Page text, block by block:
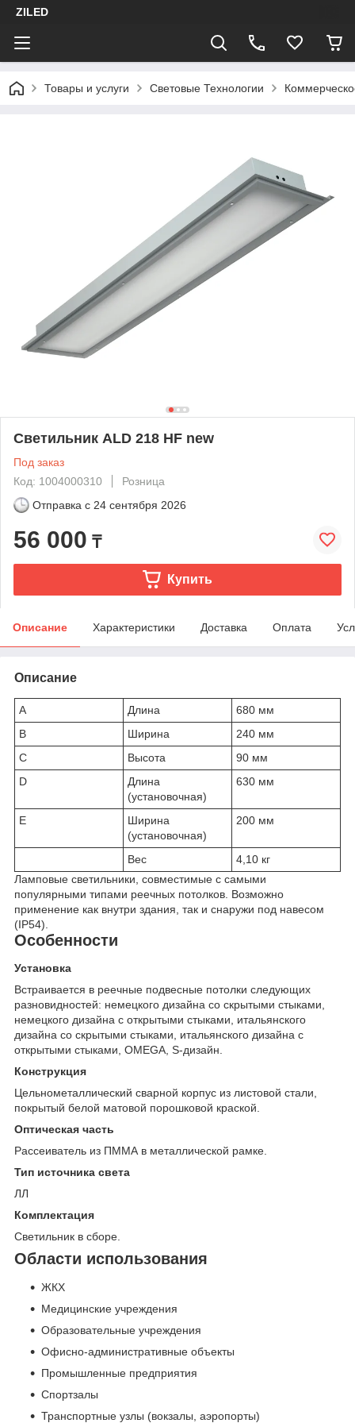
ZILED
Товары и услуги Световые Технологии
Светильник ALD 218 HF new
Под заказ
Код: 1004000310
Розница
Отправка с 24 сентября 2026
56 000 ₸
Купить
Описание Характеристики Доставка Оплата
Описание
A Длина
680 мм
B
Ширина
240 мм
C
Высота
90 мм
D
Длина
(установочная)
630 мм
E
Ширина
(установочная)
200 мм
Вес
4,10 кг
Ламповые светильники, совместимые с самыми
популярными типами реечных потолков. Возможно
применение как внутри здания, так и снаружи под навесом
(IP54).
Особенности
Установка
Встраивается в реечные подвесные потолки следующих
разновидностей: немецкого дизайна со скрытыми стыками,
немецкого дизайна с открытыми стыками, итальянского
дизайна со скрытыми стыками, итальянского дизайна с
открытыми стыками, OMEGA, S-дизайн.
Конструкция
Цельнометаллический сварной корпус из листовой стали,
покрытый белой матовой порошковой краской.
Оптическая часть
Рассеиватель из ПММА в металлической рамке.
Тип источника света
ЛЛ
Комплектация
Светильник в сборе.
Области использования
ЖКХ
Медицинские учреждения
Образовательные учреждения
Офисно-административные объекты
Промышленные предприятия
Спортзалы
Транспортные узлы (вокзалы, аэропорты)